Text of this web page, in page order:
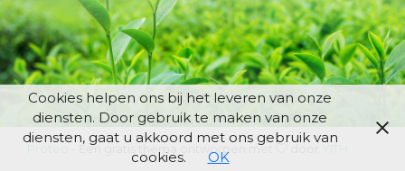
- Een gratis thema ontworpen met
Cookies helpen ons bij het leveren van onze
diensten. Door gebruik te maken van onze
diensten, gaat u akkoord met ons gebruik van
cookies.
OK